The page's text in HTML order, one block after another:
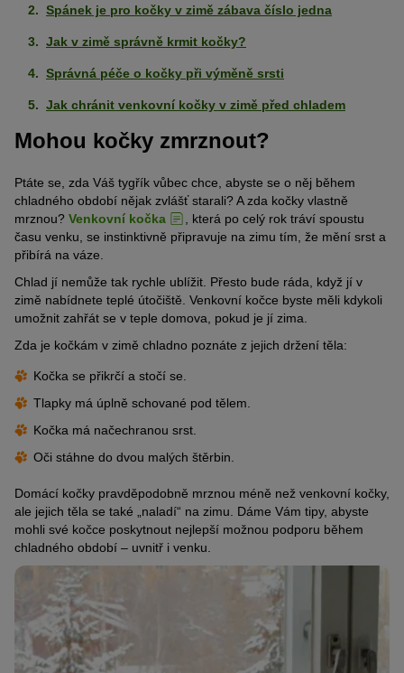
Spánek je pro kočky v zimě zábava číslo jedna
Jak v zimě správně krmit kočky?
Správná péče o kočky při výměně srsti
Jak chránit venkovní kočky v zimě před chladem
Mohou kočky zmrznout?
Ptáte se, zda Váš tygřík vůbec chce, abyste se o něj během
chladného období nějak zvlášť starali? A zda kočky vlastně
mrznou? Venkovní kočka
, která po celý rok tráví spoustu
času venku, se instinktivně připravuje na zimu tím, že mění srst a
přibírá na váze.
Chlad jí nemůže tak rychle ublížit. Přesto bude ráda, když jí v
zimě nabídnete teplé útočiště. Venkovní kočce byste měli kdykoli
umožnit zahřát se v teple domova, pokud je jí zima.
Zda je kočkám v zimě chladno poznáte z jejich držení těla:
Kočka se přikrčí a stočí se.
Tlapky má úplně schované pod tělem.
Kočka má načechranou srst.
Oči stáhne do dvou malých štěrbin.
Domácí kočky pravděpodobně mrznou méně než venkovní kočky,
ale jejich těla se také „naladí“ na zimu. Dáme Vám tipy, abyste
mohli své kočce poskytnout nejlepší možnou podporu během
chladného období – uvnitř i venku.